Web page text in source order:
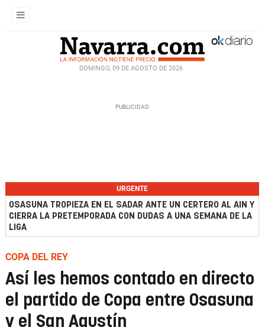
DOMINGO, 09 DE AGOSTO DE 2026
URGENTE
OSASUNA TROPIEZA EN EL SADAR ANTE UN CERTERO AL AIN Y
CIERRA LA PRETEMPORADA CON DUDAS A UNA SEMANA DE LA
LIGA
COPA DEL REY
Así les hemos contado en directo
el partido de Copa entre Osasuna
y el San Agustín